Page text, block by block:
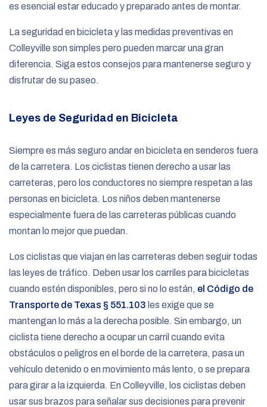
es esencial estar educado y preparado antes de montar.
La seguridad en bicicleta y las medidas preventivas en
Colleyville son simples pero pueden marcar una gran
diferencia. Siga estos consejos para mantenerse seguro y
disfrutar de su paseo.
Leyes de Seguridad en Bicicleta
Siempre es más seguro andar en bicicleta en senderos fuera
de la carretera. Los ciclistas tienen derecho a usar las
carreteras, pero los conductores no siempre respetan a las
personas en bicicleta. Los niños deben mantenerse
especialmente fuera de las carreteras públicas cuando
montan lo mejor que puedan.
Los ciclistas que viajan en las carreteras deben seguir todas
las leyes de tráfico. Deben usar los carriles para bicicletas
cuando estén disponibles, pero si no lo están, el Código de
Transporte de Texas § 551.103 les exige que se
mantengan lo más a la derecha posible. Sin embargo, un
ciclista tiene derecho a ocupar un carril cuando evita
obstáculos o peligros en el borde de la carretera, pasa un
vehículo detenido o en movimiento más lento, o se prepara
para girar a la izquierda. En Colleyville, los ciclistas deben
usar sus brazos para señalar sus decisiones para prevenir